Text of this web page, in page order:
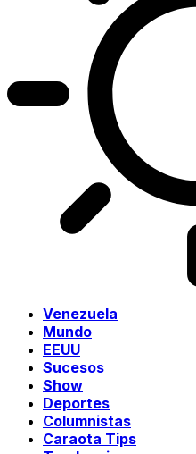
Venezuela
Mundo
EEUU
Sucesos
Show
Deportes
Columnistas
Caraota Tips